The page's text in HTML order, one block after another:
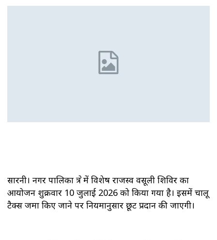
सारनी। नगर पालिका क्षेत्र में विशेष राजस्व वसूली शिविर का
आयोजन शुक्रवार 10 जुलाई 2026 को किया गया है। इसमें चालू
टैक्स जमा किए जाने पर नियमानुसार छूट प्रदान की जाएगी।